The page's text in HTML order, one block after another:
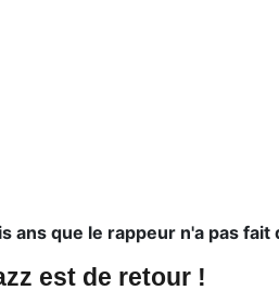
ans que le rappeur n'a pas fait
est de retour !